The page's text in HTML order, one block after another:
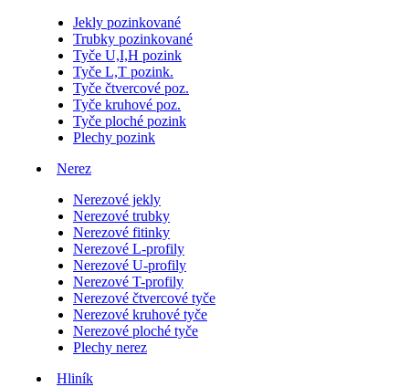
Jekly pozinkované
Trubky pozinkované
Tyče U,I,H pozink
Tyče L,T pozink.
Tyče čtvercové poz.
Tyče kruhové poz.
Tyče ploché pozink
Plechy pozink
Nerez
Nerezové jekly
Nerezové trubky
Nerezové fitinky
Nerezové L-profily
Nerezové U-profily
Nerezové T-profily
Nerezové čtvercové tyče
Nerezové kruhové tyče
Nerezové ploché tyče
Plechy nerez
Hliník